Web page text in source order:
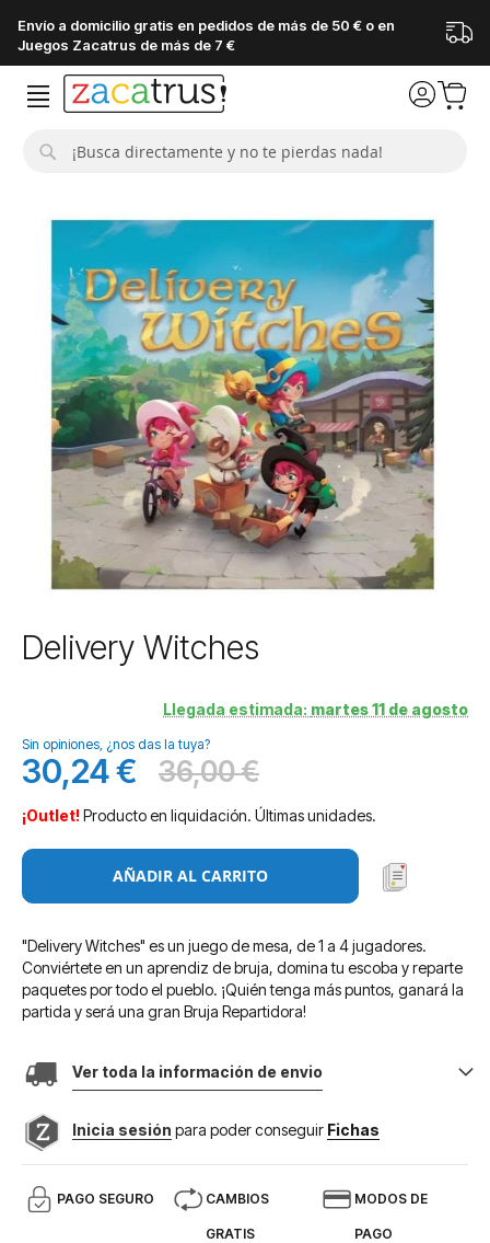
Envío a domicilio gratis en pedidos de más de 50 € o en
Juegos Zacatrus de más de 7 €
galería
imágenes
Saltar
al
galería
de
imágenes
Delivery Witches
Llegada estimada: martes 11 de agosto
Sin opiniones, ¿nos das la tuya?
Precio
especial
30,24 € Antes
36,00 €
¡Outlet!Producto en liquidación. Últimas unidades.
AÑADIR AL CARRITO
"Delivery Witches" es un juego de mesa, de 1 a 4 jugadores.
Conviértete en un aprendiz de bruja, domina tu escoba y reparte
paquetes por todo el pueblo. ¡Quién tenga más puntos, ganará la
partida y será una gran Bruja Repartidora!
Ver toda la información de envio
Inicia sesión para poder conseguir Fichas
PAGO SEGURO CAMBIOS
GRATIS
MODOS DE
PAGO